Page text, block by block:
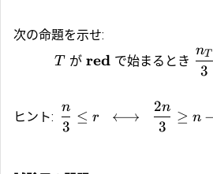
次の命題を示せ:
T が red で始まるとき
3
nT
ヒント:
3
n
≤ r ⟷
3
2n
≥ n